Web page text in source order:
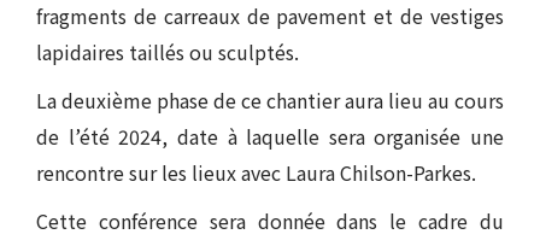
fragments de carreaux de pavement et de vestiges
lapidaires taillés ou sculptés.
La deuxième phase de ce chantier aura lieu au cours
de l’été 2024, date à laquelle sera organisée une
rencontre sur les lieux avec Laura Chilson-Parkes.
Cette conférence sera donnée dans le cadre du